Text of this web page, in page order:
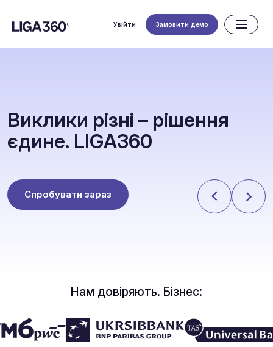
Увійти Замовити демо
Виклики різні – рішення
єдине. LIGA360
Спробувати зараз
Нам довіряють. Бізнес: